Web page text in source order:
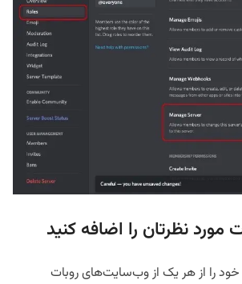
مورد نظرتان را اضافه کنید
خود را از هر یک از وب‌سایت‌های روبات